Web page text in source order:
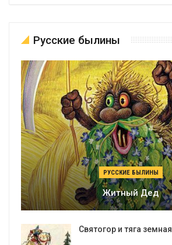
Русские былины
РУССКИЕ БЫЛИНЫ
Житный Дед
Святогор и тяга земная